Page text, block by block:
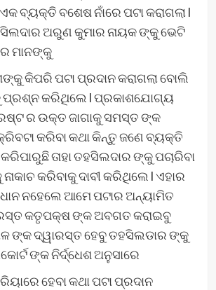
ବ୍ୟକ୍ତି ବଶେଷ ନାଁରେ ପଟା କରାଗଲା l
ଅରୁଣ କୁମାର ନାୟକ ଙ୍କୁ ଭେଟି
ମାନଙ୍କୁ
କିପରି ପଟା ପ୍ରଦାନ କରାଗଲା ବୋଲି
ପ୍ରଶ୍ନ କରିଥିଲେ l ପ୍ରକାଶଯୋଗ୍ୟ
ର ଉକ୍ତ ଜାଗାକୁ ସମସ୍ତ ଙ୍କ
କରିବା କଥା କିନ୍ତୁ ଜଣେ ବ୍ୟକ୍ତି
ତାହା ତହସିଲଦାର ଙ୍କୁ ପଚାରିବା
କରିବାକୁ ଦାବୀ କରିଥିଲେ l ଏହାର
ନହେଲେ ଆମେ ପଟାର ଅନ୍ୟାମିତ
କତୃପକ୍ଷ ଙ୍କ ଅବଗତ କରାଇବୁ
ଙ୍କ ଦ୍ୱାରସ୍ତ ହେବୁ ତହସିଲଡାର ଙ୍କୁ
ଙ୍କ ନିର୍ଦ୍ଧେଶ ଅନୁସାରେ
ହେବା କଥା ପଟା ପ୍ରଦାନ